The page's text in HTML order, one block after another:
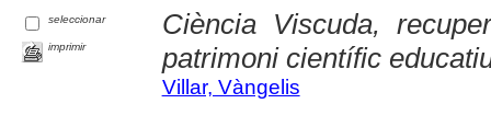
seleccionar
imprimir
Ciència Viscuda,
patrimoni científic
Villar, Vàngelis